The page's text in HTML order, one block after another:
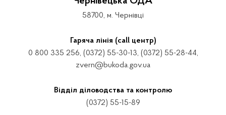
58700, м. Чернівці
Гаряча лінія (call центр)
0 800 335 256, (0372) 55-30-13, (0372) 55-28-44,
zvern@bukoda.gov.ua
Відділ діловодства та контролю
(0372) 55-15-89